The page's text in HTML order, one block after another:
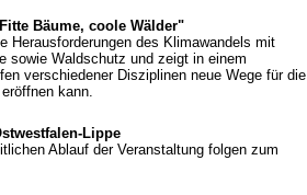
Bäume, coole Wälder"
Herausforderungen des Klimawandels mit
sowie Waldschutz und zeigt in einem
verschiedener Disziplinen neue Wege für die
kann.
Lippe
Ablauf der Veranstaltung folgen zum